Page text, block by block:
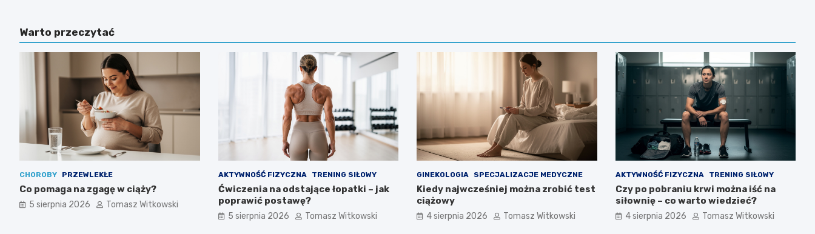
Warto przeczytać
CHOROBY PRZEWLEKŁE
Co pomaga na zgagę w ciąży?
5 sierpnia 2026 Tomasz Witkowski
AKTYWNOŚĆ FIZYCZNA TRENING SIŁOWY
Ćwiczenia na odstające łopatki – jak
poprawić postawę?
5 sierpnia 2026 Tomasz Witkowski
GINEKOLOGIA SPECJALIZACJE MEDYCZNE
Kiedy najwcześniej można zrobić test
ciążowy
4 sierpnia 2026 Tomasz Witkowski
AKTYWNOŚĆ FIZYCZNA TRENING SIŁOWY
Czy po pobraniu krwi można iść na
siłownię – co warto wiedzieć?
4 sierpnia 2026 Tomasz Witkowski